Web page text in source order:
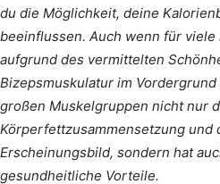
du die Möglichkeit, deine
beeinflussen. Auch wenn für viele
aufgrund des vermittelten
Bizepsmuskulatur im
großen Muskelgruppen nicht nur
Körperfettzusammensetzung und
Erscheinungsbild, sondern hat
gesundheitliche Vorteile.